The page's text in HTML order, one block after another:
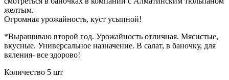
желтым.
Огромная урожайность, куст усыпной!
*Выращиваю второй год. Урожайность отличная. Мясистые,
вкусные. Универсальное назначение. В салат, в баночку, для
вяления- все здорово!
Количество 5 шт